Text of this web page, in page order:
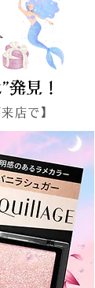
発見！
発見！
店で】